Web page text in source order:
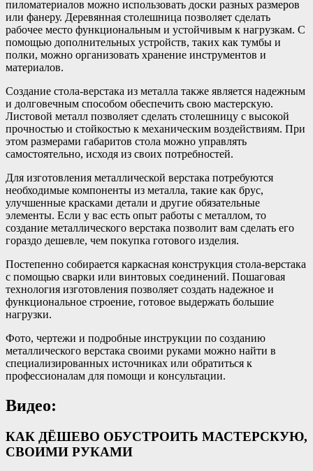
пиломатериалов можно использовать доски разных размеров
или фанеру. Деревянная столешница позволяет сделать
рабочее место функциональным и устойчивым к нагрузкам. С
помощью дополнительных устройств, таких как тумбы и
полки, можно организовать хранение инструментов и
материалов.
Создание стола-верстака из металла также является надежным
и долговечным способом обеспечить свою мастерскую.
Листовой металл позволяет сделать столешницу с высокой
прочностью и стойкостью к механическим воздействиям. При
этом размерами габаритов стола можно управлять
самостоятельно, исходя из своих потребностей.
Для изготовления металлической верстака потребуются
необходимые компоненты из металла, такие как брус,
улучшенные красками детали и другие обязательные
элементы. Если у вас есть опыт работы с металлом, то
создание металлического верстака позволит вам сделать его
гораздо дешевле, чем покупка готового изделия.
Постепенно собирается каркасная конструкция стола-верстака
с помощью сварки или винтовых соединений. Пошаговая
технология изготовления позволяет создать надежное и
функциональное строение, готовое выдержать большие
нагрузки.
Фото, чертежи и подробные инструкции по созданию
металлического верстака своими руками можно найти в
специализированных источниках или обратиться к
профессионалам для помощи и консультации.
Видео:
КАК ДЁШЕВО ОБУСТРОИТЬ МАСТЕРСКУЮ,
СВОИМИ РУКАМИ